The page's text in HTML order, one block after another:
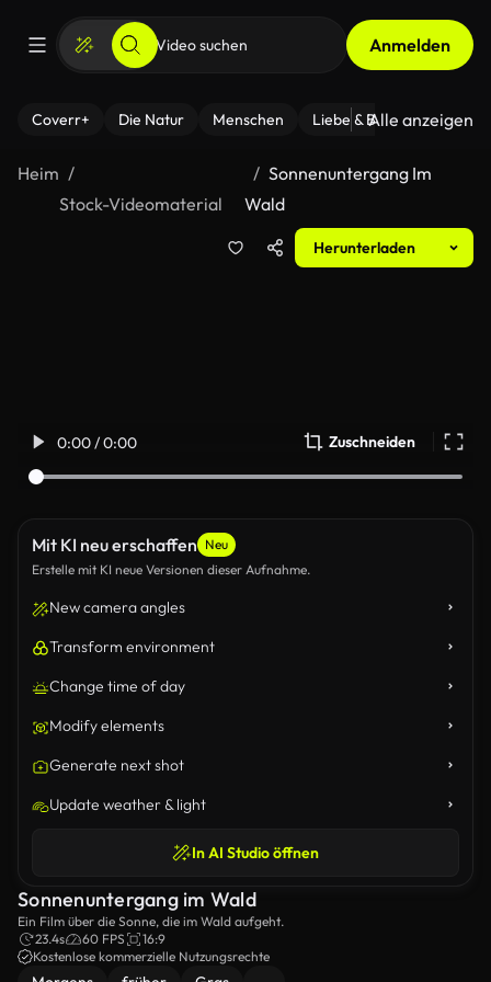
Anmelden
Coverr+ Die Natur Menschen Liebe & Beziehungen
Alle anzeigen
Heim
Stock-Videomaterial
Sonnenuntergang Im
Wald
Herunterladen
0:00 / 0:00 Zuschneiden
Mit KI neu erschaffen Neu
Erstelle mit KI neue Versionen dieser Aufnahme.
New camera angles
Transform environment
Change time of day
Modify elements
Generate next shot
Update weather & light
In AI Studio öffnen
Sonnenuntergang im Wald
Ein Film über die Sonne, die im Wald aufgeht.
23.4s
60 FPS
16:9
Kostenlose kommerzielle Nutzungsrechte